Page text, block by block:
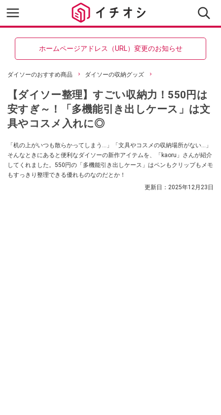
ホームページアドレス（URL）変更のお知らせ
ダイソーのおすすめ商品 ダイソーの収納グッズ
【ダイソー整理】すごい収納力！550円は
安すぎ～！「多機能引き出しケース」は文
具やコスメ入れに◎
「机の上がいつも散らかってしまう…」「文具やコスメの収納場所がない…」
そんなときにあると便利なダイソーの新作アイテムを、「kaoru」さんが紹介
してくれました。550円の「多機能引き出しケース」はペンもクリップもメモ
もすっきり整理できる優れものなのだとか！
更新日： 2025年12月23日